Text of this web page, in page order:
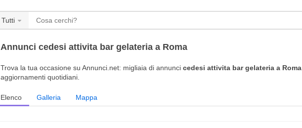
Tutti
Annunci cedesi attivita bar gelateria a Roma
Trova la tua occasione su Annunci.net: migliaia di annunci cedesi attivita bar gelateria a Roma
aggiornamenti quotidiani.
Elenco Galleria Mappa